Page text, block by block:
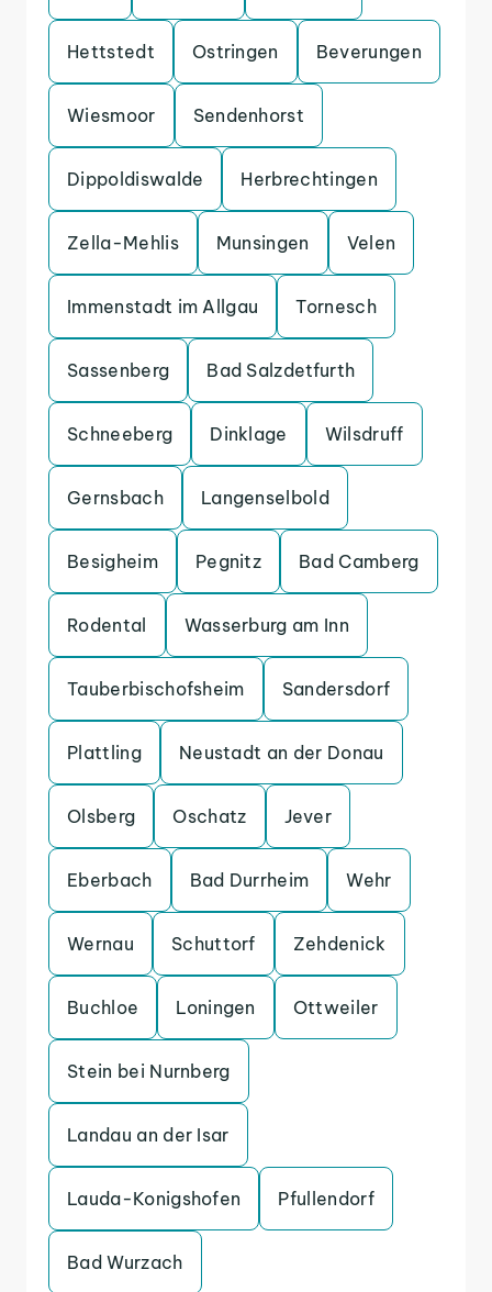
Hettstedt Ostringen Beverungen
Wiesmoor Sendenhorst
Dippoldiswalde Herbrechtingen
Zella-Mehlis Munsingen Velen
Immenstadt im Allgau Tornesch
Sassenberg Bad Salzdetfurth
Schneeberg Dinklage Wilsdruff
Gernsbach Langenselbold
Besigheim Pegnitz Bad Camberg
Rodental Wasserburg am Inn
Tauberbischofsheim Sandersdorf
Plattling Neustadt an der Donau
Olsberg Oschatz Jever
Eberbach Bad Durrheim Wehr
Wernau Schuttorf Zehdenick
Buchloe Loningen Ottweiler
Stein bei Nurnberg
Landau an der Isar
Lauda-Konigshofen Pfullendorf
Bad Wurzach